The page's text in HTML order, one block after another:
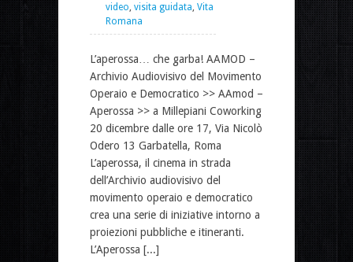
video visita guidata Vita
Romana
L’aperossa… che garba! AAMOD –
Archivio Audiovisivo del Movimento
Operaio e Democratico >> AAmod –
Aperossa >> a Millepiani Coworking
20 dicembre dalle ore 17, Via Nicolò
Odero 13 Garbatella, Roma
L’aperossa, il cinema in strada
dell’Archivio audiovisivo del
movimento operaio e democratico
crea una serie di iniziative intorno a
proiezioni pubbliche e itineranti.
L’Aperossa [...]